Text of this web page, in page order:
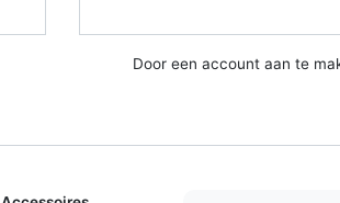
Door een account aan te